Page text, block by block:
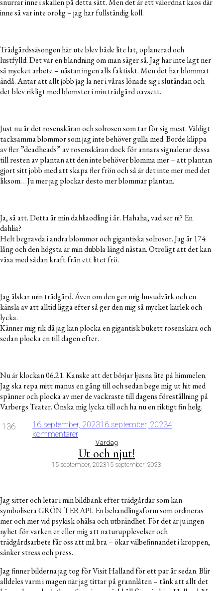
snurrar inne i skallen på detta sätt. Men det är ett välordnat kaos där
inne så var inte orolig – jag har fullständig koll.
Trädgårdssäsongen här ute blev både lite lat, oplanerad och
lustfylld. Det var en blandning om man säger så. Jag har inte lagt ner
så mycket arbete – nästan ingen alls faktiskt. Men det har blommat
ändå. Antar att allt jobb jag la ner i våras lönade sig i slutändan och
det blev rikligt med blomster i min trädgård oavsett.
Just nu är det rosenskäran och solrosen som tar för sig mest. Väldigt
tacksamma blommor som jag inte behöver gulla med. Borde klippa
av fler ”deadheads” av rosenskäran dock för annars signalerar dessa
till resten av plantan att den inte behöver blomma mer – att plantan
gjort sitt jobb med att skapa fler frön och så är det inte mer med det
liksom… Ju mer jag plockar desto mer blommar plantan.
Ja, så att. Detta är min dahliaodling i år. Hahaha, vad ser ni? En
dahlia?
Helt begravda i andra blommor och gigantiska solrosor. Jag är 174
lång och den högsta är min dubbla längd nästan. Otroligt att det kan
växa med sådan kraft från ett litet frö.
Jag älskar min trädgård. Även om den ger mig huvudvärk och en
känsla av att alltid ligga efter så ger den mig så mycket kärlek och
lycka.
Känner mig rik då jag kan plocka en gigantisk bukett rosenskära och
sedan plocka en till dagen efter.
Nu är klockan 06.21. Kanske att det börjar ljusna lite på himmelen.
Jag ska repa mitt manus en gång till och sedan bege mig ut hit med
spänner och plocka av mer de vackraste till dagens föreställning på
Varbergs Teater. Önska mig lycka till och ha nu en riktigt fin helg.
136 16 september, 202316 september, 20234
kommentarer
Vardag
Ut och njut!
15 september, 202315 september, 2023
Jag sitter och letar i min bildbank efter trädgårdar som kan
symbolisera GRÖN TERAPI. En behandlingsform som ordineras
mer och mer vid psykisk ohälsa och utbrändhet. För det är ju ingen
nyhet för varken er eller mig att naturupplevelser och
trädgårdsarbete får oss att må bra – ökar välbefinnandet i kroppen,
sänker stress och press.
Jag finner bilderna jag tog för Visit Halland för ett par år sedan. Blir
alldeles varm i magen när jag tittar på grannlåten – tänk att allt det